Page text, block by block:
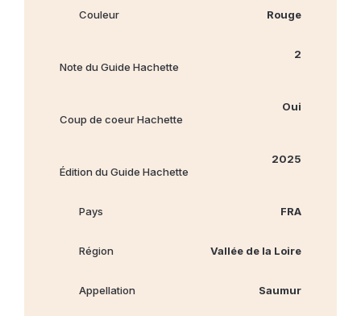
Couleur Rouge
Note du Guide Hachette
2
Coup de coeur Hachette
Oui
Édition du Guide Hachette
2025
Pays FRA
Région Vallée de la Loire
Appellation Saumur